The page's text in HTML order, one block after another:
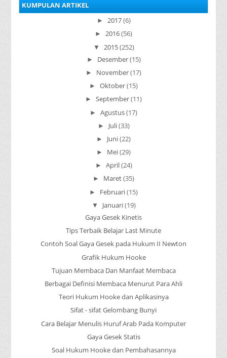
KUMPULAN ARTIKEL
► 2017(6)
► 2016(56)
▼ 2015(252)
► Desember(15)
► November(17)
► Oktober(15)
► September(11)
► Agustus(17)
► Juli(33)
► Juni(22)
► Mei(29)
► April(24)
► Maret(35)
► Februari(15)
▼ Januari(19)
Gaya Gesek Kinetis
Tips Terbaik Belajar Last Minute
Contoh Soal Gaya Gesek pada Hukum II Newton
Grafik Hukum Hooke
Tujuan Membaca Dan Manfaat Membaca
Berbagai Definisi Membaca Menurut Para Ahli
Teori Hukum Hooke dan Aplikasinya
Sifat - sifat Gelombang Bunyi
Cara Belajar Menulis Huruf Arab Pada Komputer
Gaya Gesek Statis
Soal Hukum Hooke dan Pembahasannya